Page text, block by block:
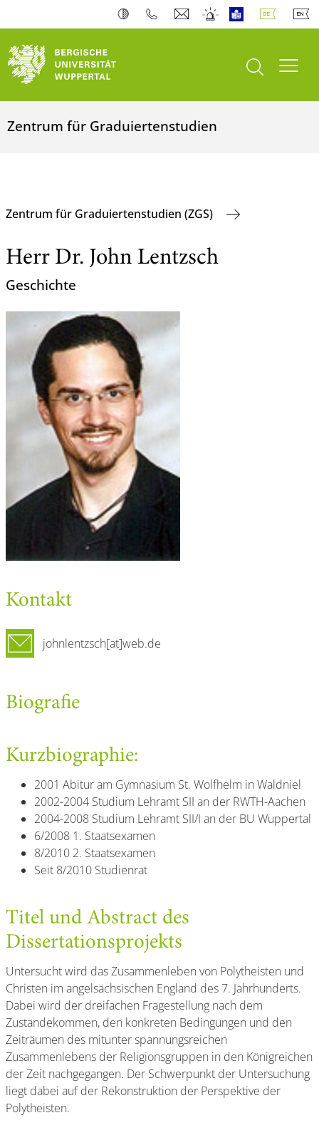
Suche öffnen
Zentrum für Graduiertenstudien
Zentrum für Graduiertenstudien (ZGS)
Herr Dr. John Lentzsch
Geschichte
Kontakt
johnlentzsch[at]web.de
Biografie
Kurzbiographie:
2001 Abitur am Gymnasium St. Wolfhelm in Waldniel
2002-2004 Studium Lehramt SII an der RWTH-Aachen
2004-2008 Studium Lehramt SII/I an der BU Wuppertal
6/2008 1. Staatsexamen
8/2010 2. Staatsexamen
Seit 8/2010 Studienrat
Titel und Abstract des
Dissertationsprojekts
Untersucht wird das Zusammenleben von Polytheisten und
Christen im angelsächsischen England des 7. Jahrhunderts.
Dabei wird der dreifachen Fragestellung nach dem
Zustandekommen, den konkreten Bedingungen und den
Zeiträumen des mitunter spannungsreichen
Zusammenlebens der Religionsgruppen in den Königreichen
der Zeit nachgegangen. Der Schwerpunkt der Untersuchung
liegt dabei auf der Rekonstruktion der Perspektive der
Polytheisten.